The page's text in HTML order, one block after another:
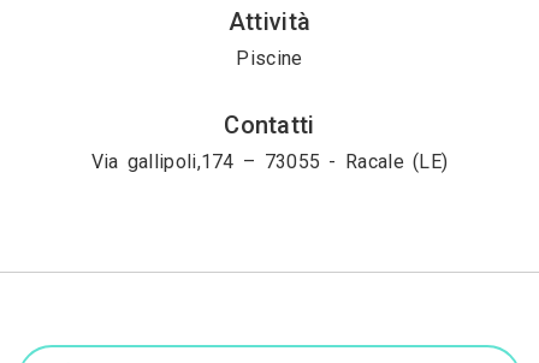
Attività
Piscine
Contatti
Via gallipoli,174 – 73055 - Racale (LE)